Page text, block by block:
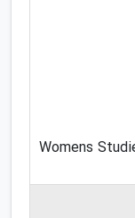
Womens